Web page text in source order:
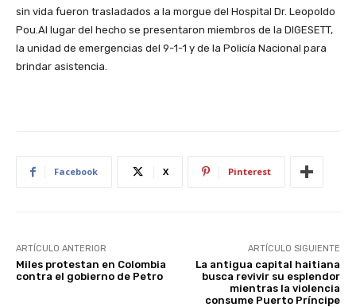
sin vida fueron trasladados a la morgue del Hospital Dr. Leopoldo
Pou.Al lugar del hecho se presentaron miembros de la DIGESETT,
la unidad de emergencias del 9-1-1 y de la Policía Nacional para
brindar asistencia.
Facebook X Pinterest
ARTÍCULO ANTERIOR
Miles protestan en Colombia
contra el gobierno de Petro
ARTÍCULO SIGUIENTE
La antigua capital haitiana
busca revivir su esplendor
mientras la violencia
consume Puerto Príncipe